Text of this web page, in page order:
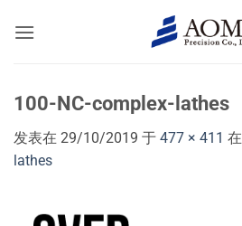
100-NC-complex-lathes
发表在 29/10/2019 于 477 × 411 在
lathes